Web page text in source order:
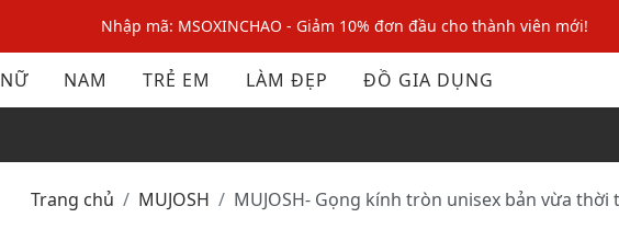
Nhập mã: MSOXINCHAO - Giảm 10% đơn đầu cho thành viên mới!
Nhập mã MSOPAY100: giảm ngay 10% khi thanh toán trực tuyến
Nhập mã: MSOXINCHAO - Giảm 10% đơn đầu cho thành viên mới!
NỮ NAM TRẺ EM LÀM ĐẸP ĐỒ GIA DỤNG
Trang chủ MUJOSH MUJOSH- Gọng kính tròn unisex bản vừa thời